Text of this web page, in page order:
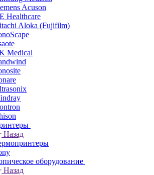
Acuson
Healthcare
Aloka (Fujifilm)
Medical
Назад
оборудование
Назад